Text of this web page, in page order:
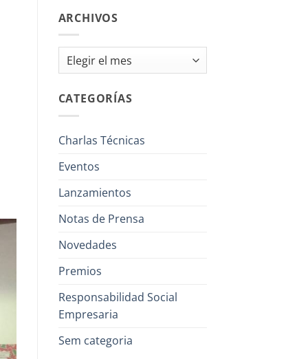
ARCHIVOS
Archivos
CATEGORÍAS
Charlas Técnicas
Eventos
Lanzamientos
Notas de Prensa
Novedades
Premios
Responsabilidad Social
Empresaria
Sem categoria